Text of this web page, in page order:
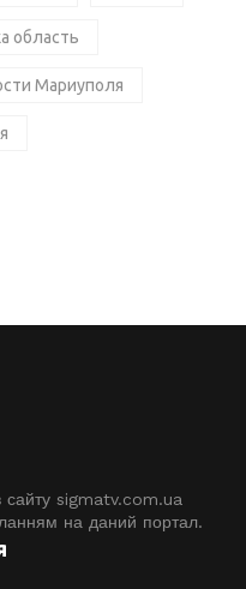
область
Мариуполя
сайту sigmatv.com.ua
на даний портал.